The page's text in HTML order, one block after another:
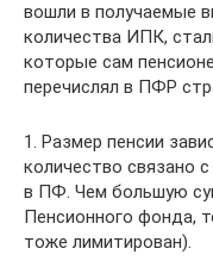
вошли в получаемые
количества ИПК,
которые сам
перечислял в ПФР
1. Размер пенсии
количество связано
в ПФ. Чем большую
Пенсионного фонда,
тоже лимитирован).